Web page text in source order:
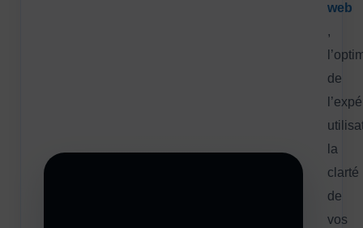
web
,
de
la
clarté
de
vos